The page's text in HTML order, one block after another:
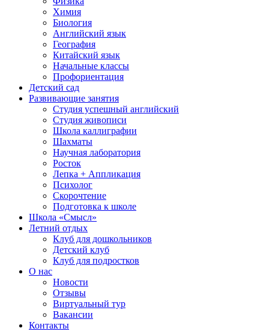
Химия
Биология
Английский язык
География
Китайский язык
Начальные классы
Профориентация
Детский сад
Развивающие занятия
Студия успешный английский
Студия живописи
Школа каллиграфии
Шахматы
Научная лаборатория
Росток
Лепка + Аппликация
Психолог
Скорочтение
Подготовка к школе
Школа «Смысл»
Летний отдых
Клуб для дошкольников
Детский клуб
Клуб для подростков
О нас
Новости
Отзывы
Виртуальный тур
Вакансии
Контакты